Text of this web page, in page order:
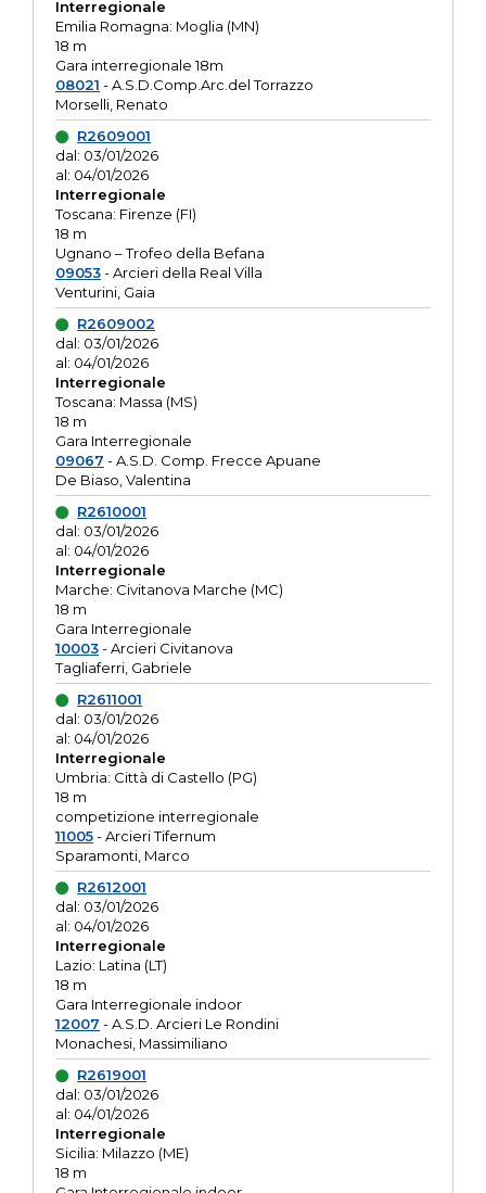
Interregionale
Emilia Romagna: Moglia (MN)
18 m
Gara interregionale 18m
08021 - A.S.D.Comp.Arc.del Torrazzo
Morselli, Renato
R2609001
dal: 03/01/2026
al: 04/01/2026
Interregionale
Toscana: Firenze (FI)
18 m
Ugnano – Trofeo della Befana
09053- Arcieri della Real Villa
Venturini, Gaia
R2609002
dal: 03/01/2026
al: 04/01/2026
Interregionale
Toscana: Massa (MS)
18 m
Gara Interregionale
09067 - A.S.D. Comp. Frecce Apuane
De Biaso, Valentina
R2610001
dal: 03/01/2026
al: 04/01/2026
Interregionale
Marche: Civitanova Marche (MC)
18 m
Gara Interregionale
10003- Arcieri Civitanova
Tagliaferri, Gabriele
R2611001
dal: 03/01/2026
al: 04/01/2026
Interregionale
Umbria: Città di Castello (PG)
18 m
competizione interregionale
11005- Arcieri Tifernum
Sparamonti, Marco
R2612001
dal: 03/01/2026
al: 04/01/2026
Interregionale
Lazio: Latina (LT)
18 m
Gara Interregionale indoor
12007 - A.S.D. Arcieri Le Rondini
Monachesi, Massimiliano
R2619001
dal: 03/01/2026
al: 04/01/2026
Interregionale
Sicilia: Milazzo (ME)
18 m